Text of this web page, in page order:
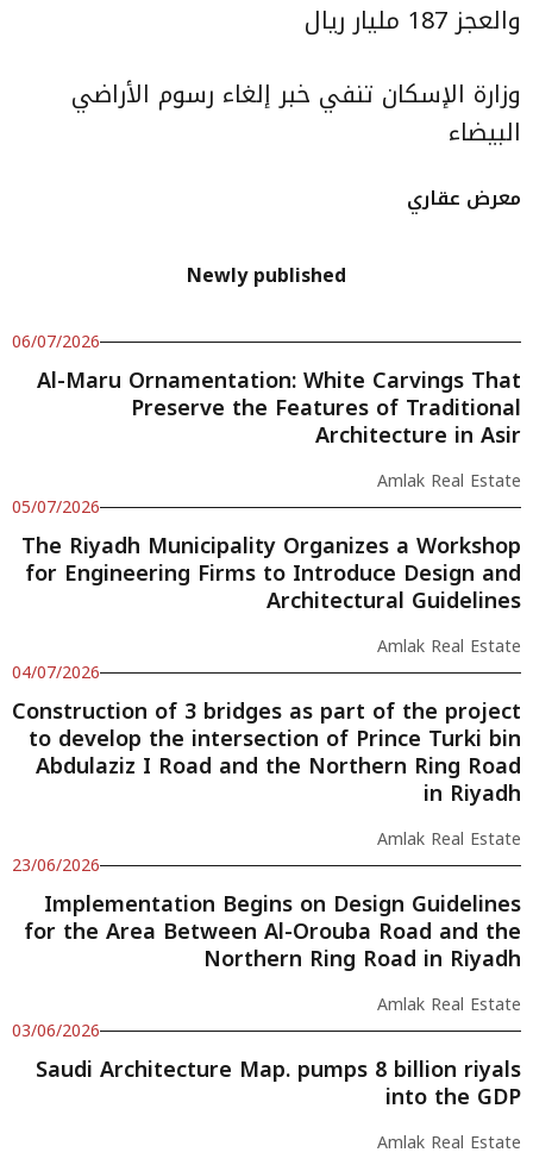
والعجز 187 مليار ريال
وزارة الإسكان تنفي خبر إلغاء رسوم الأراضي
البيضاء
معرض عقاري
Newly published
06/07/2026
Al-Maru Ornamentation: White Carvings That
Preserve the Features of Traditional
Architecture in Asir
Amlak Real Estate
05/07/2026
The Riyadh Municipality Organizes a Workshop
for Engineering Firms to Introduce Design and
Architectural Guidelines
Amlak Real Estate
04/07/2026
Construction of 3 bridges as part of the project
to develop the intersection of Prince Turki bin
Abdulaziz I Road and the Northern Ring Road
in Riyadh
Amlak Real Estate
23/06/2026
Implementation Begins on Design Guidelines
for the Area Between Al-Orouba Road and the
Northern Ring Road in Riyadh
Amlak Real Estate
03/06/2026
Saudi Architecture Map. pumps 8 billion riyals
into the GDP
Amlak Real Estate